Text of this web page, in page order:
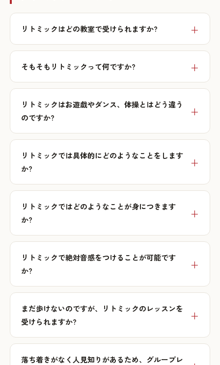
リトミックはどの教室で受けられますか?
そもそもリトミックって何ですか?
リトミックはお遊戯やダンス、体操とはどう違う
のですか?
リトミックでは具体的にどのようなことをします
か?
リトミックではどのようなことが身につきます
か?
リトミックで絶対音感をつけることが可能です
か?
まだ歩けないのですが、リトミックのレッスンを
受けられますか?
落ち着きがなく人見知りがあるため、グループレ